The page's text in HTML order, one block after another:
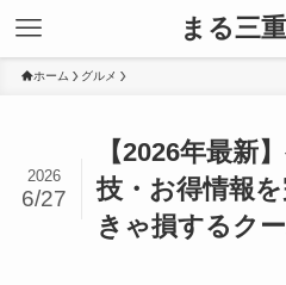
まる三
ホーム グルメ
【2026年最新
技・お得情報
きゃ損するク
2026
6/27